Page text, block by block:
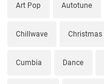
Art Pop Autotune
Chillwave Christmas
Cumbia Dance